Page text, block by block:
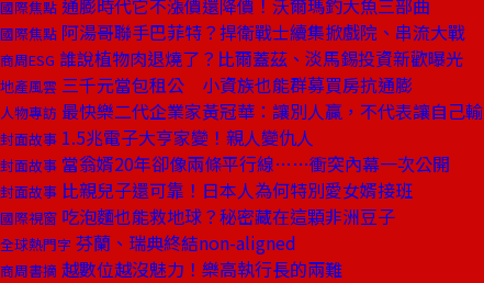
國際焦點 通膨時代它不漲價還降價！沃爾瑪釣大魚三部曲
國際焦點 阿湯哥聯手巴菲特？捍衛戰士續集掀戲院、串流大戰
商周ESG 誰說植物肉退燒了？比爾蓋茲、淡馬錫投資新歡曝光
地產風雲 三千元當包租公 小資族也能群募買房抗通膨
人物專訪 最快樂二代企業家黃冠華：讓別人贏，不代表讓自己輸
封面故事 1.5兆電子大亨家變！親人變仇人
封面故事 當翁婿20年卻像兩條平行線……衝突內幕一次公開
封面故事 比親兒子還可靠！日本人為何特別愛女婿接班
國際視窗 吃泡麵也能救地球？秘密藏在這顆非洲豆子
全球熱門字 芬蘭、瑞典終結non-aligned
商周書摘 越數位越沒魅力！樂高執行長的兩難